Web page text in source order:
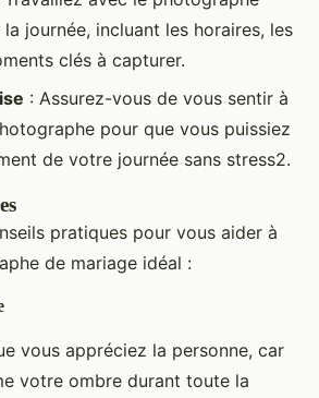
journée, incluant les horaires, les
clés à capturer.
: Assurez-vous de vous sentir à
pour que vous puissiez
de votre journée sans stress2.
pratiques pour vous aider à
de mariage idéal :
vous appréciez la personne, car
votre ombre durant toute la